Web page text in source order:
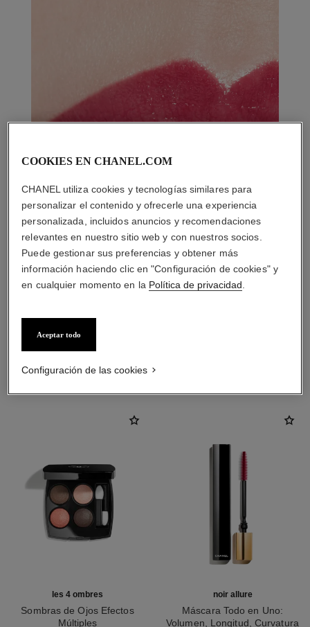
LA COMBINACIÓN PERFECTA
les 4 ombres
Sombras de Ojos Efectos
Múltiples
noir allure
Máscara Todo en Uno:
Volumen, Longitud, Curvatura
COOKIES EN CHANEL.COM
CHANEL utiliza cookies y tecnologías similares para
personalizar el contenido y ofrecerle una experiencia
personalizada, incluidos anuncios y recomendaciones
relevantes en nuestro sitio web y con nuestros socios.
Puede gestionar sus preferencias y obtener más
información haciendo clic en "Configuración de cookies" y
en cualquier momento en la Política de privacidad
Aceptar todo
Configuración de las cookies